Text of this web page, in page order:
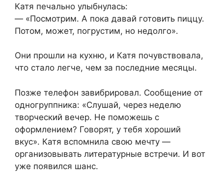
Катя печально улыбнулась:
— «Посмотрим. А пока давай готовить пиццу.
Потом, может, погрустим, но недолго».
Они прошли на кухню, и Катя почувствовала,
что стало легче, чем за последние месяцы.
Позже телефон завибрировал. Сообщение от
одногруппника: «Слушай, через неделю
творческий вечер. Не поможешь с
оформлением? Говорят, у тебя хороший
вкус». Катя вспомнила свою мечту —
организовывать литературные встречи. И вот
уже появился шанс.